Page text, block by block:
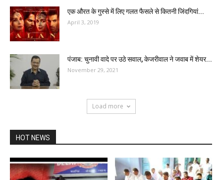
एक औरत के गुस्से में लिए गलत फैसले से कितनी जिंदगियां...
April 3, 2019
पंजाब: चुनावी वादे पर उठे सवाल, केजरीवाल ने जवाब में शेयर...
November 29, 2021
Load more
HOT NEWS